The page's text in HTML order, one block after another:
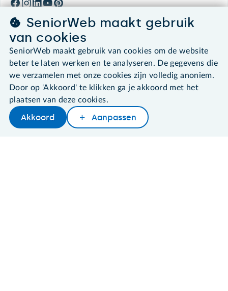
Later lezenDelenWoordenboek
©2026 SeniorWeb
Algemene voorwaarden
Cookies en cookie-instellingen
Disclaimer
Privacybeleid
About SeniorWeb
SeniorWeb maakt gebruik
van cookies
SeniorWeb maakt gebruik van cookies om de website
beter te laten werken en te analyseren. De gegevens die
we verzamelen met onze cookies zijn volledig anoniem.
Door op 'Akkoord' te klikken ga je akkoord met het
plaatsen van deze cookies.
Akkoord Aanpassen